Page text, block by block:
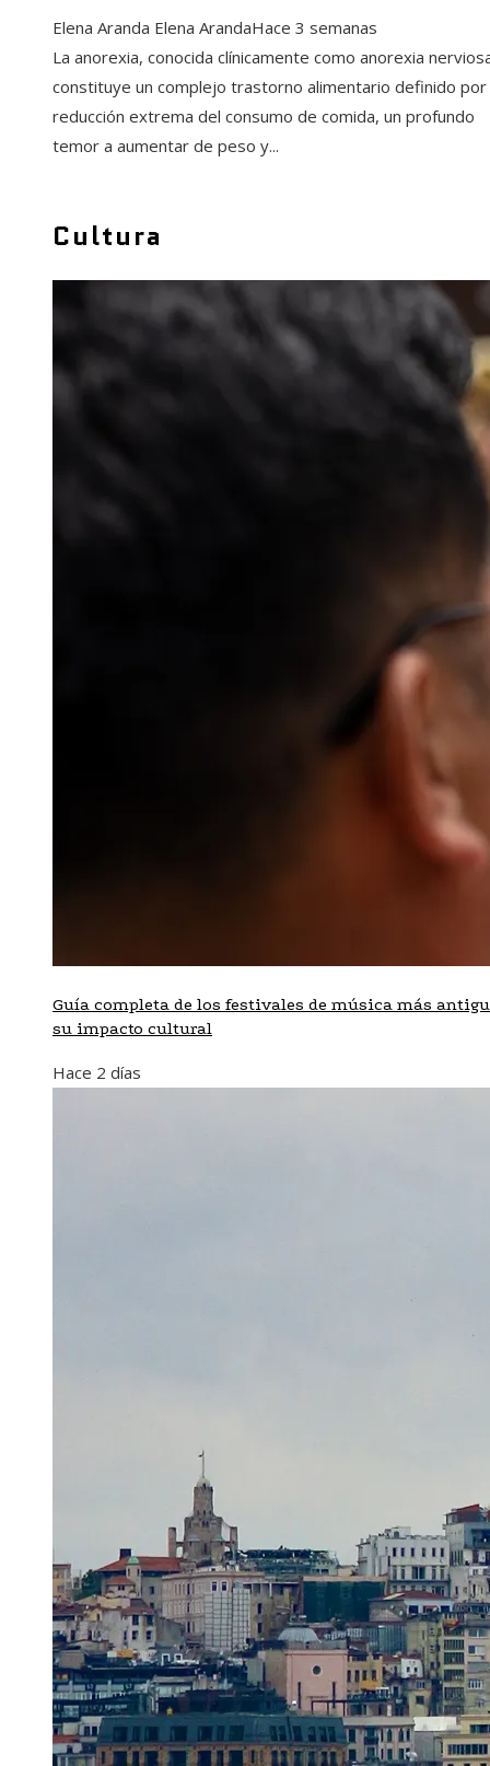
Elena Aranda Elena ArandaHace 3 semanas
La anorexia, conocida clínicamente como anorexia
constituye un complejo trastorno alimentario definido por
reducción extrema del consumo de comida, un profundo
temor a aumentar de peso y...
Cultura
Guía completa de los festivales de música más
su impacto cultural
Hace 2 días